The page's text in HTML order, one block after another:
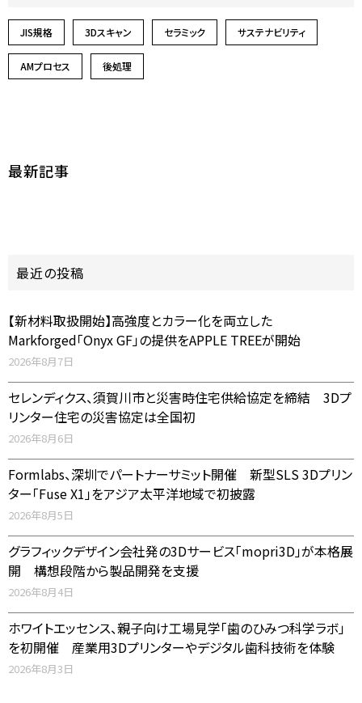
JIS規格 3Dスキャン セラミック サステナビリティ
AMプロセス 後処理
最新記事
最近の投稿
【新材料取扱開始】高強度とカラー化を両立した
Markforged「Onyx GF」の提供をAPPLE TREEが開始
2026年8月7日
セレンディクス、須賀川市と災害時住宅供給協定を締結 3Dプ
リンター住宅の災害協定は全国初
2026年8月6日
Formlabs、深圳でパートナーサミット開催 新型SLS 3Dプリン
ター「Fuse X1」をアジア太平洋地域で初披露
2026年8月5日
グラフィックデザイン会社発の3Dサービス「mopri3D」が本格展
開 構想段階から製品開発を支援
2026年8月4日
ホワイトエッセンス、親子向け工場見学「歯のひみつ科学ラボ」
を初開催 産業用3Dプリンターやデジタル歯科技術を体験
2026年8月3日